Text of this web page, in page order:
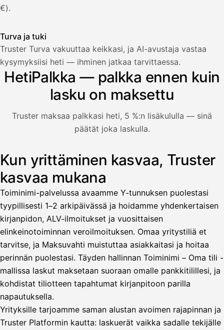
€).
Turva ja tuki
Truster Turva vakuuttaa keikkasi, ja AI-avustaja vastaa
kysymyksiisi heti — ihminen jatkaa tarvittaessa.
HetiPalkka — palkka ennen kuin
lasku on maksettu
Truster maksaa palkkasi heti, 5 %:n lisäkululla — sinä
päätät joka laskulla.
Kuvitus: käyttäjä nostaa palkan laskusta, jota asiakas ei
Palkka
Lasku · Acme Oy
Odottaa maksua
Nosta palkkaa
Bruttopalkka
Ennakonpidätys
HetiPalkka
Ennen laskun maksua
Vahvista
Palkka maksussa
Kun yrittäminen kasvaa, Truster
kasvaa mukana
Toiminimi-palvelussa avaamme Y-tunnuksen puolestasi
tyypillisesti 1–2 arkipäivässä ja hoidamme yhdenkertaisen
kirjanpidon, ALV-ilmoitukset ja vuosittaisen
elinkeinotoiminnan veroilmoituksen. Omaa yritystiliä et
tarvitse, ja Maksuvahti muistuttaa asiakkaitasi ja hoitaa
perinnän puolestasi. Täyden hallinnan Toiminimi – Oma tili -
mallissa laskut maksetaan suoraan omalle pankkitilillesi, ja
kohdistat tiliotteen tapahtumat kirjanpitoon parilla
napautuksella.
Yrityksille tarjoamme saman alustan avoimen rajapinnan ja
Truster Platformin kautta: laskuerät vaikka sadalle tekijälle